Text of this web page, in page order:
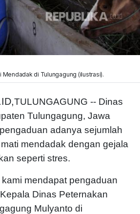
Mendadak di Tulungagung (ilustrasi).
TULUNGAGUNG -- Dinas
Tulungagung, Jawa
adanya sejumlah
mendadak dengan gejala
seperti stres.
mendapat pengaduan
Dinas Peternakan
Mulyanto di